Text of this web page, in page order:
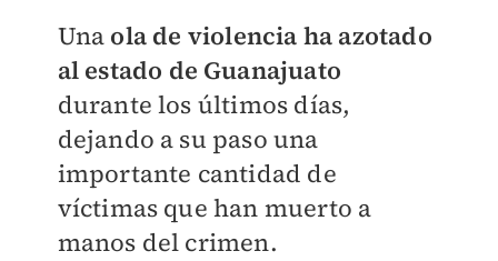
Una ola de violencia ha azotado
al estado de Guanajuato
durante los últimos días,
dejando a su paso una
importante cantidad de
víctimas que han muerto a
manos del crimen.